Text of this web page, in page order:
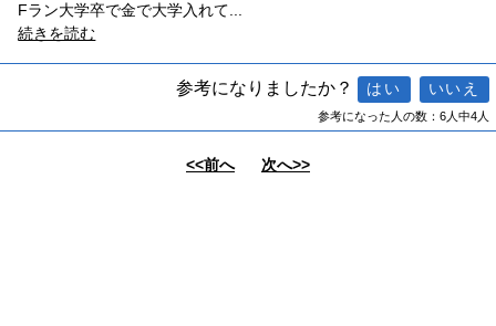
Fラン大学卒で金で大学入れて
続きを読む
参考になりましたか？
参考になった人の数：6人中4人
<<前へ 次へ>>